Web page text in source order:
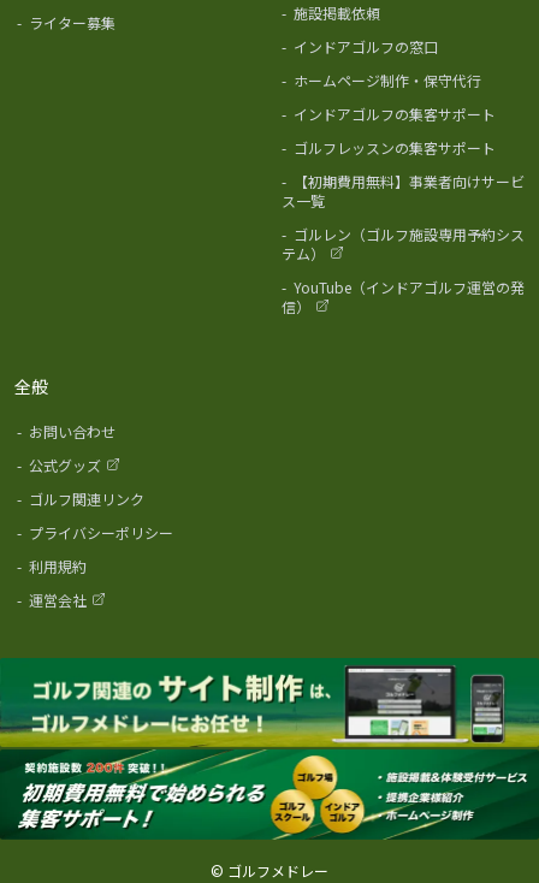
- ライター募集 - 施設掲載依頼
- インドアゴルフの窓口
- ホームページ制作・保守代行
- インドアゴルフの集客サポート
- ゴルフレッスンの集客サポート
-
【初期費用無料】事業者向けサービ
ス一覧
- ゴルレン（ゴルフ施設専用予約シス
テム）
- YouTube（インドアゴルフ運営の発
信）
全般
- お問い合わせ
- 公式グッズ
- ゴルフ関連リンク
- プライバシーポリシー
- 利用規約
- 運営会社
© ゴルフメドレー